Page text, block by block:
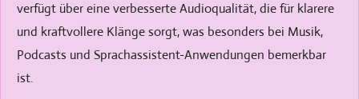
verfügt über eine verbesserte Audioqualität, die für klarere
und kraftvollere Klänge sorgt, was besonders bei Musik,
Podcasts und Sprachassistent-Anwendungen bemerkbar
ist.